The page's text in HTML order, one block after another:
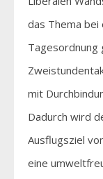
das Thema
Tagesordnung
mit
Dadurch wird
Ausflugsziel
eine